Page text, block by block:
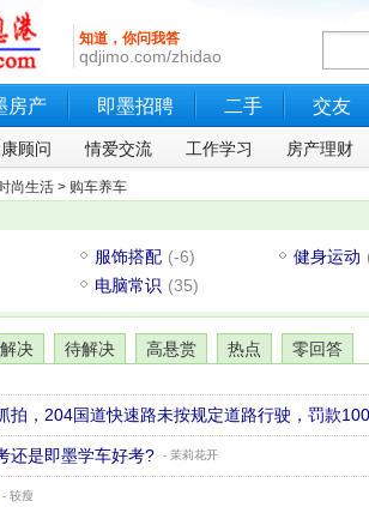
知道，你问我答
qdjimo.com/zhidao
房产 即墨招聘 二手 交友
顾问 情爱交流 工作学习 房产理财
尚生活 > 购车养车
服饰搭配 (-6) 健身运动
电脑常识 (35)
决 待解决 高悬赏 热点 零回答
拍，204国道快速路未按规定道路行驶，罚款100
还是即墨学车好考? - 茉莉花开
- 较瘦